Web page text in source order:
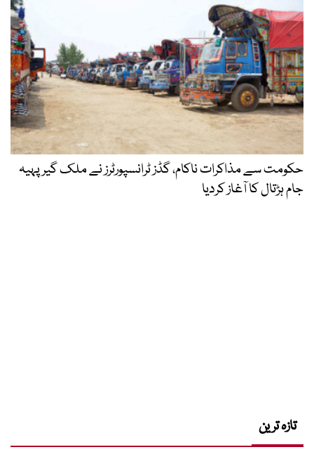
حکومت سے مذاکرات ناکام، گڈز ٹرانسپورٹرز نے ملک گیر پہیہ
جام ہڑتال کا آغاز کردیا
تازہ ترین